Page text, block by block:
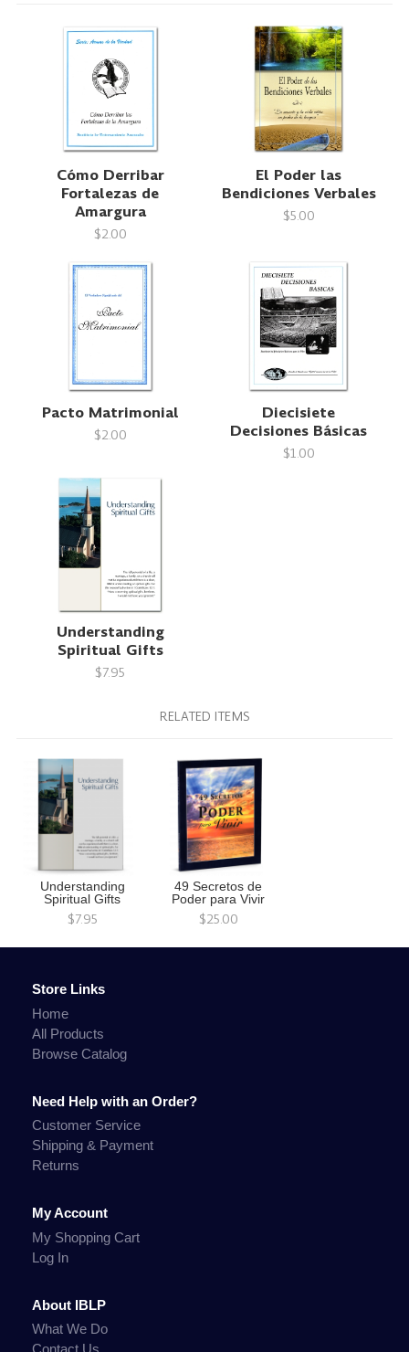
Cómo Derribar
Fortalezas de
Amargura
$2.00
El Poder las
Bendiciones Verbales
$5.00
Pacto Matrimonial
$2.00
Diecisiete
Decisiones Básicas
$1.00
Understanding
Spiritual Gifts
$7.95
RELATED ITEMS
Understanding
Spiritual Gifts
$7.95
49 Secretos de
Poder para Vivir
$25.00
Store Links
Home
All Products
Browse Catalog
Need Help with an Order?
Customer Service
Shipping & Payment
Returns
My Account
My Shopping Cart
Log In
About IBLP
What We Do
Contact Us